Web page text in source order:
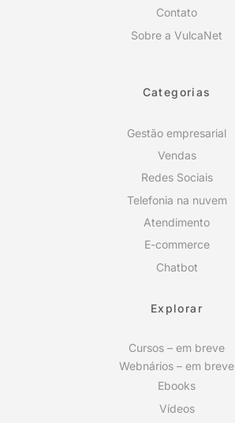
Contato
Sobre a VulcaNet
Categorias
Gestão empresarial
Vendas
Redes Sociais
Telefonia na nuvem
Atendimento
E-commerce
Chatbot
Explorar
Cursos – em breve
Webnários – em breve
Ebooks
Vídeos